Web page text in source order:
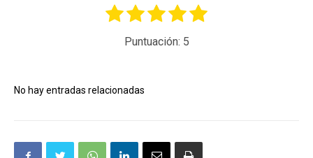
Puntuación: 5
No hay entradas relacionadas